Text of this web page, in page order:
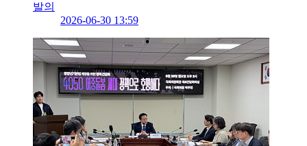
발의
2026-06-30 13:59